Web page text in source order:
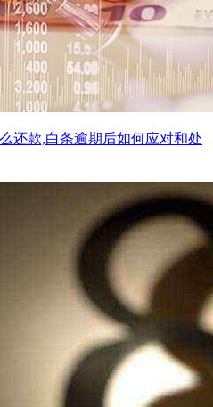
还款,白条逾期后如何应对和处